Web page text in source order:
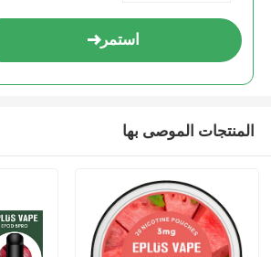
استمر
المنتجات الموصى بها